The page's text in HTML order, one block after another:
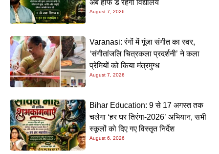
अब हाफ डे रहेगा विद्यालय
August 7, 2026
Varanasi: रंगों में गूंजा संगीत का स्वर,
‘संगीतांजलि चित्रकला प्रदर्शनी’ ने कला
प्रेमियों को किया मंत्रमुग्ध
August 7, 2026
Bihar Education: 9 से 17 अगस्त तक
चलेगा ‘हर घर तिरंगा-2026’ अभियान, सभी
स्कूलों को दिए गए विस्तृत निर्देश
August 6, 2026